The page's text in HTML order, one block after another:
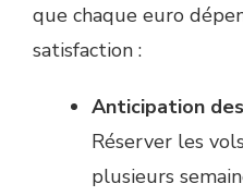
que chaque euro
satisfaction :
Anticipation
Réserver les
plusieurs